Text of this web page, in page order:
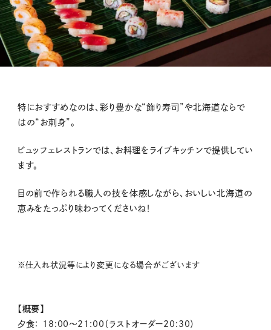
特におすすめなのは、彩り豊かな“飾り寿司”や北海道ならで
はの“お刺身”。
ビュッフェレストランでは、お料理をライブキッチンで提供してい
ます。
目の前で作られる職人の技を体感しながら、おいしい北海道の
恵みをたっぷり味わってくださいね！
※仕入れ状況等により変更になる場合がございます
【概要】
夕食：
18:00～21:00（ラストオーダー20:30）